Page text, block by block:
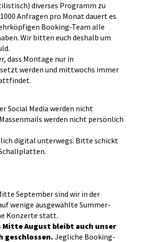
diverses Programm zu
Anfragen pro Monat dauert es
Booking-Team alle
Wir bitten euch deshalb um
dass Montage nur in
werden und mittwochs immer
Social Media werden nicht
werden nicht persönlich
digital unterwegs: Bitte schickt
September sind wir in der
wenige ausgewählte Summer-
Konzerte statt.
Mitte August bleibt auch unser
geschlossen. Jegliche Booking-